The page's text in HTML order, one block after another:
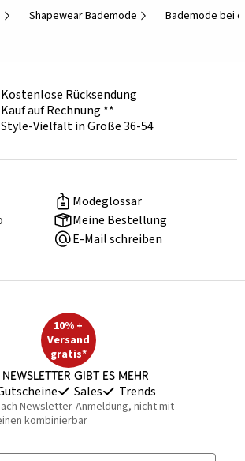
Shapewear Bademode Bademode bei
Kostenlose Rücksendung
Kauf auf Rechnung **
Style-Vielfalt in Größe 36-54
Modeglossar
Meine Bestellung
E-Mail schreiben
10% +
Versand
gratis*
Newsletter gibt es mehr
Sales Trends
Newsletter-Anmeldung, nicht mit
kombinierbar